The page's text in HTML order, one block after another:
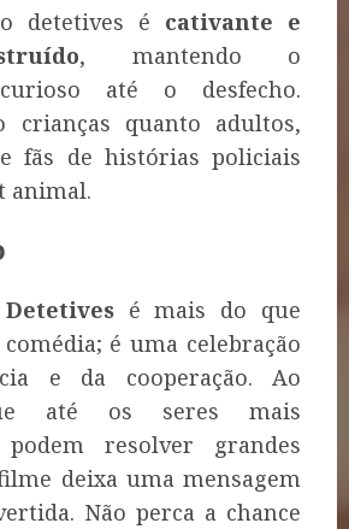
detetives é cativante e
, mantendo o
até o desfecho.
crianças quanto adultos,
fãs de histórias policiais
animal.
é mais do que
é uma celebração
e da cooperação. Ao
até os seres mais
podem resolver grandes
deixa uma mensagem
Não perca a chance